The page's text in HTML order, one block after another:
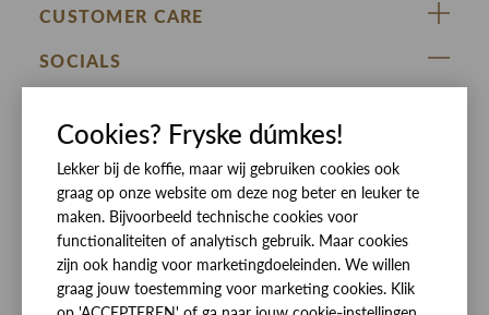
ZIJ VAN RINSMA
DE HEEREN VAN RINSMA
RINSMA.CONCEPTS
Eten en drinken
Openingstijden
Werken bij RINSMA
CUSTOMER CARE
Veelgestelde vragen
Betaalmethoden
Bezorgen
Contact
Reviews
SOCIALS
Cookies? Fryske dúmkes!
Lekker bij de koffie, maar wij gebruiken cookies ook
graag op onze website om deze nog beter en leuker te
maken. Bijvoorbeeld technische cookies voor
functionaliteiten of analytisch gebruik. Maar cookies
zijn ook handig voor marketingdoeleinden. We willen
graag jouw toestemming voor marketing cookies. Klik